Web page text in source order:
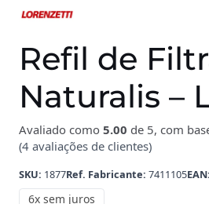
Refil de
Naturalis –
Avaliado como 5.00 de 5, com
(4 avaliações de clientes)
SKU: 1877Ref. Fabricante: 7411105EAN:
6x sem juros
Filtragem,
Naturalis
-
Lorenzetti
quantidade